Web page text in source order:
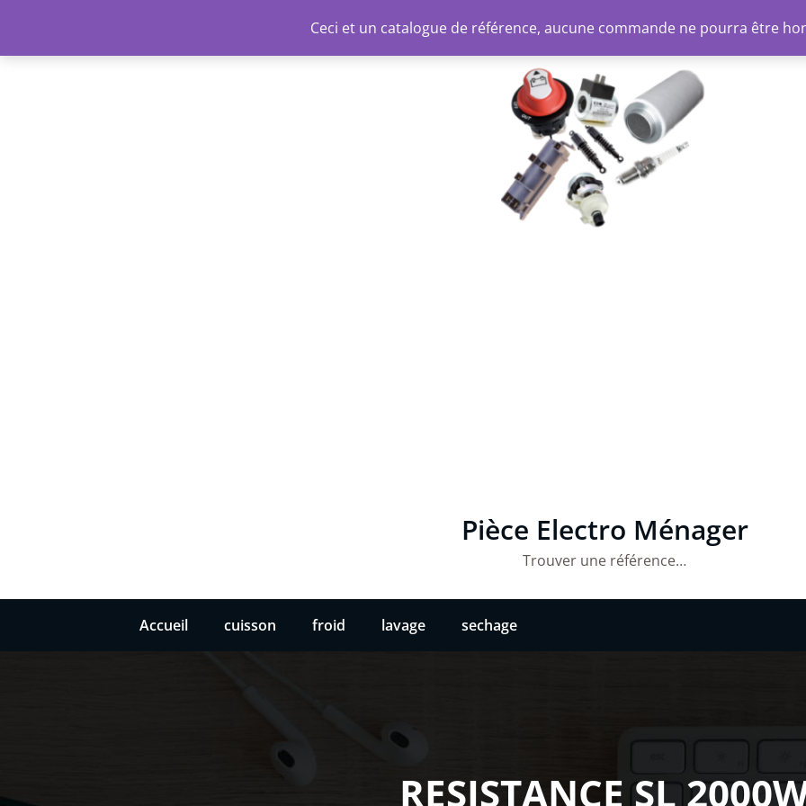
Pièce Electro Ménager
Trouver une référence…
Accueil cuisson froid lavage sechage
RESISTANCE SL
Ceci et un catalogue de référence, aucune commande ne pourra être